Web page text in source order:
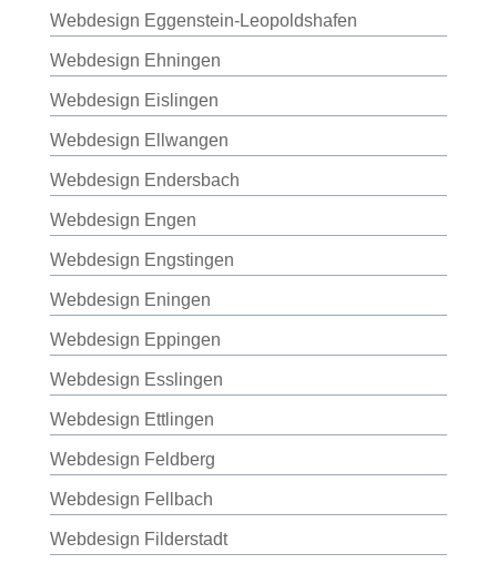
Webdesign Eggenstein-Leopoldshafen
Webdesign Ehningen
Webdesign Eislingen
Webdesign Ellwangen
Webdesign Endersbach
Webdesign Engen
Webdesign Engstingen
Webdesign Eningen
Webdesign Eppingen
Webdesign Esslingen
Webdesign Ettlingen
Webdesign Feldberg
Webdesign Fellbach
Webdesign Filderstadt